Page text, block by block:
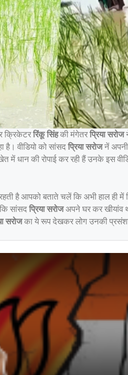
क्रिकेटररिंकू सिंहकी मंगेतरप्रिया सरोज
है। वीडियो को सांसद प्रिया सरोजनें अपनी
में धान की रोपाई कर रही हैं उनके इस
है आपको बताते चलें कि अभी हाल ही में
सांसद प्रिया सरोजअपने घर कर खीयांव
सरोजका ये रूप देखकर लोग उनकी